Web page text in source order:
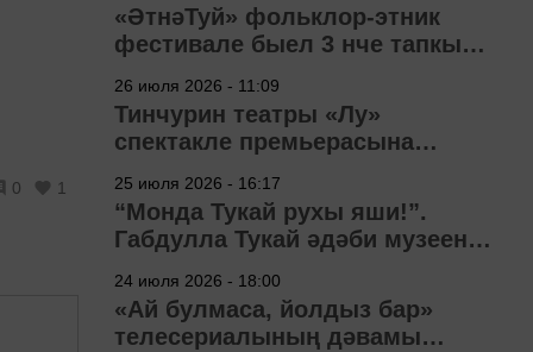
0 1
«ӘтнәТуй» фольклор-этник
фестивале быел 3 нче тапкыр
26 июля 2026 - 11:09
Тинчурин театры «Лу»
спектакле премьерасына
25 июля 2026 - 16:17
“Монда Тукай рухы яши!”.
Габдулла Тукай әдәби музеена
24 июля 2026 - 18:00
«Ай булмаса, йолдыз бар»
телесериалының дәвамы